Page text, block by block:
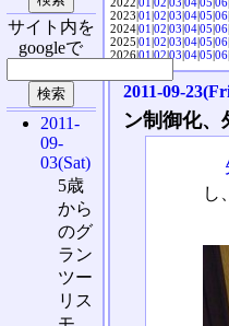
2023|01|02|03|04|05|06|
2024|01|02|03|04|05|06|
2025|01|02|03|04|05|06|
2026|01|02|03|04|05|06|
2011-09-
ン制御化、
し
サイト内を
googleで
2011-
09-
03(Sat)
5歳
から
のグ
ラン
ツー
リス